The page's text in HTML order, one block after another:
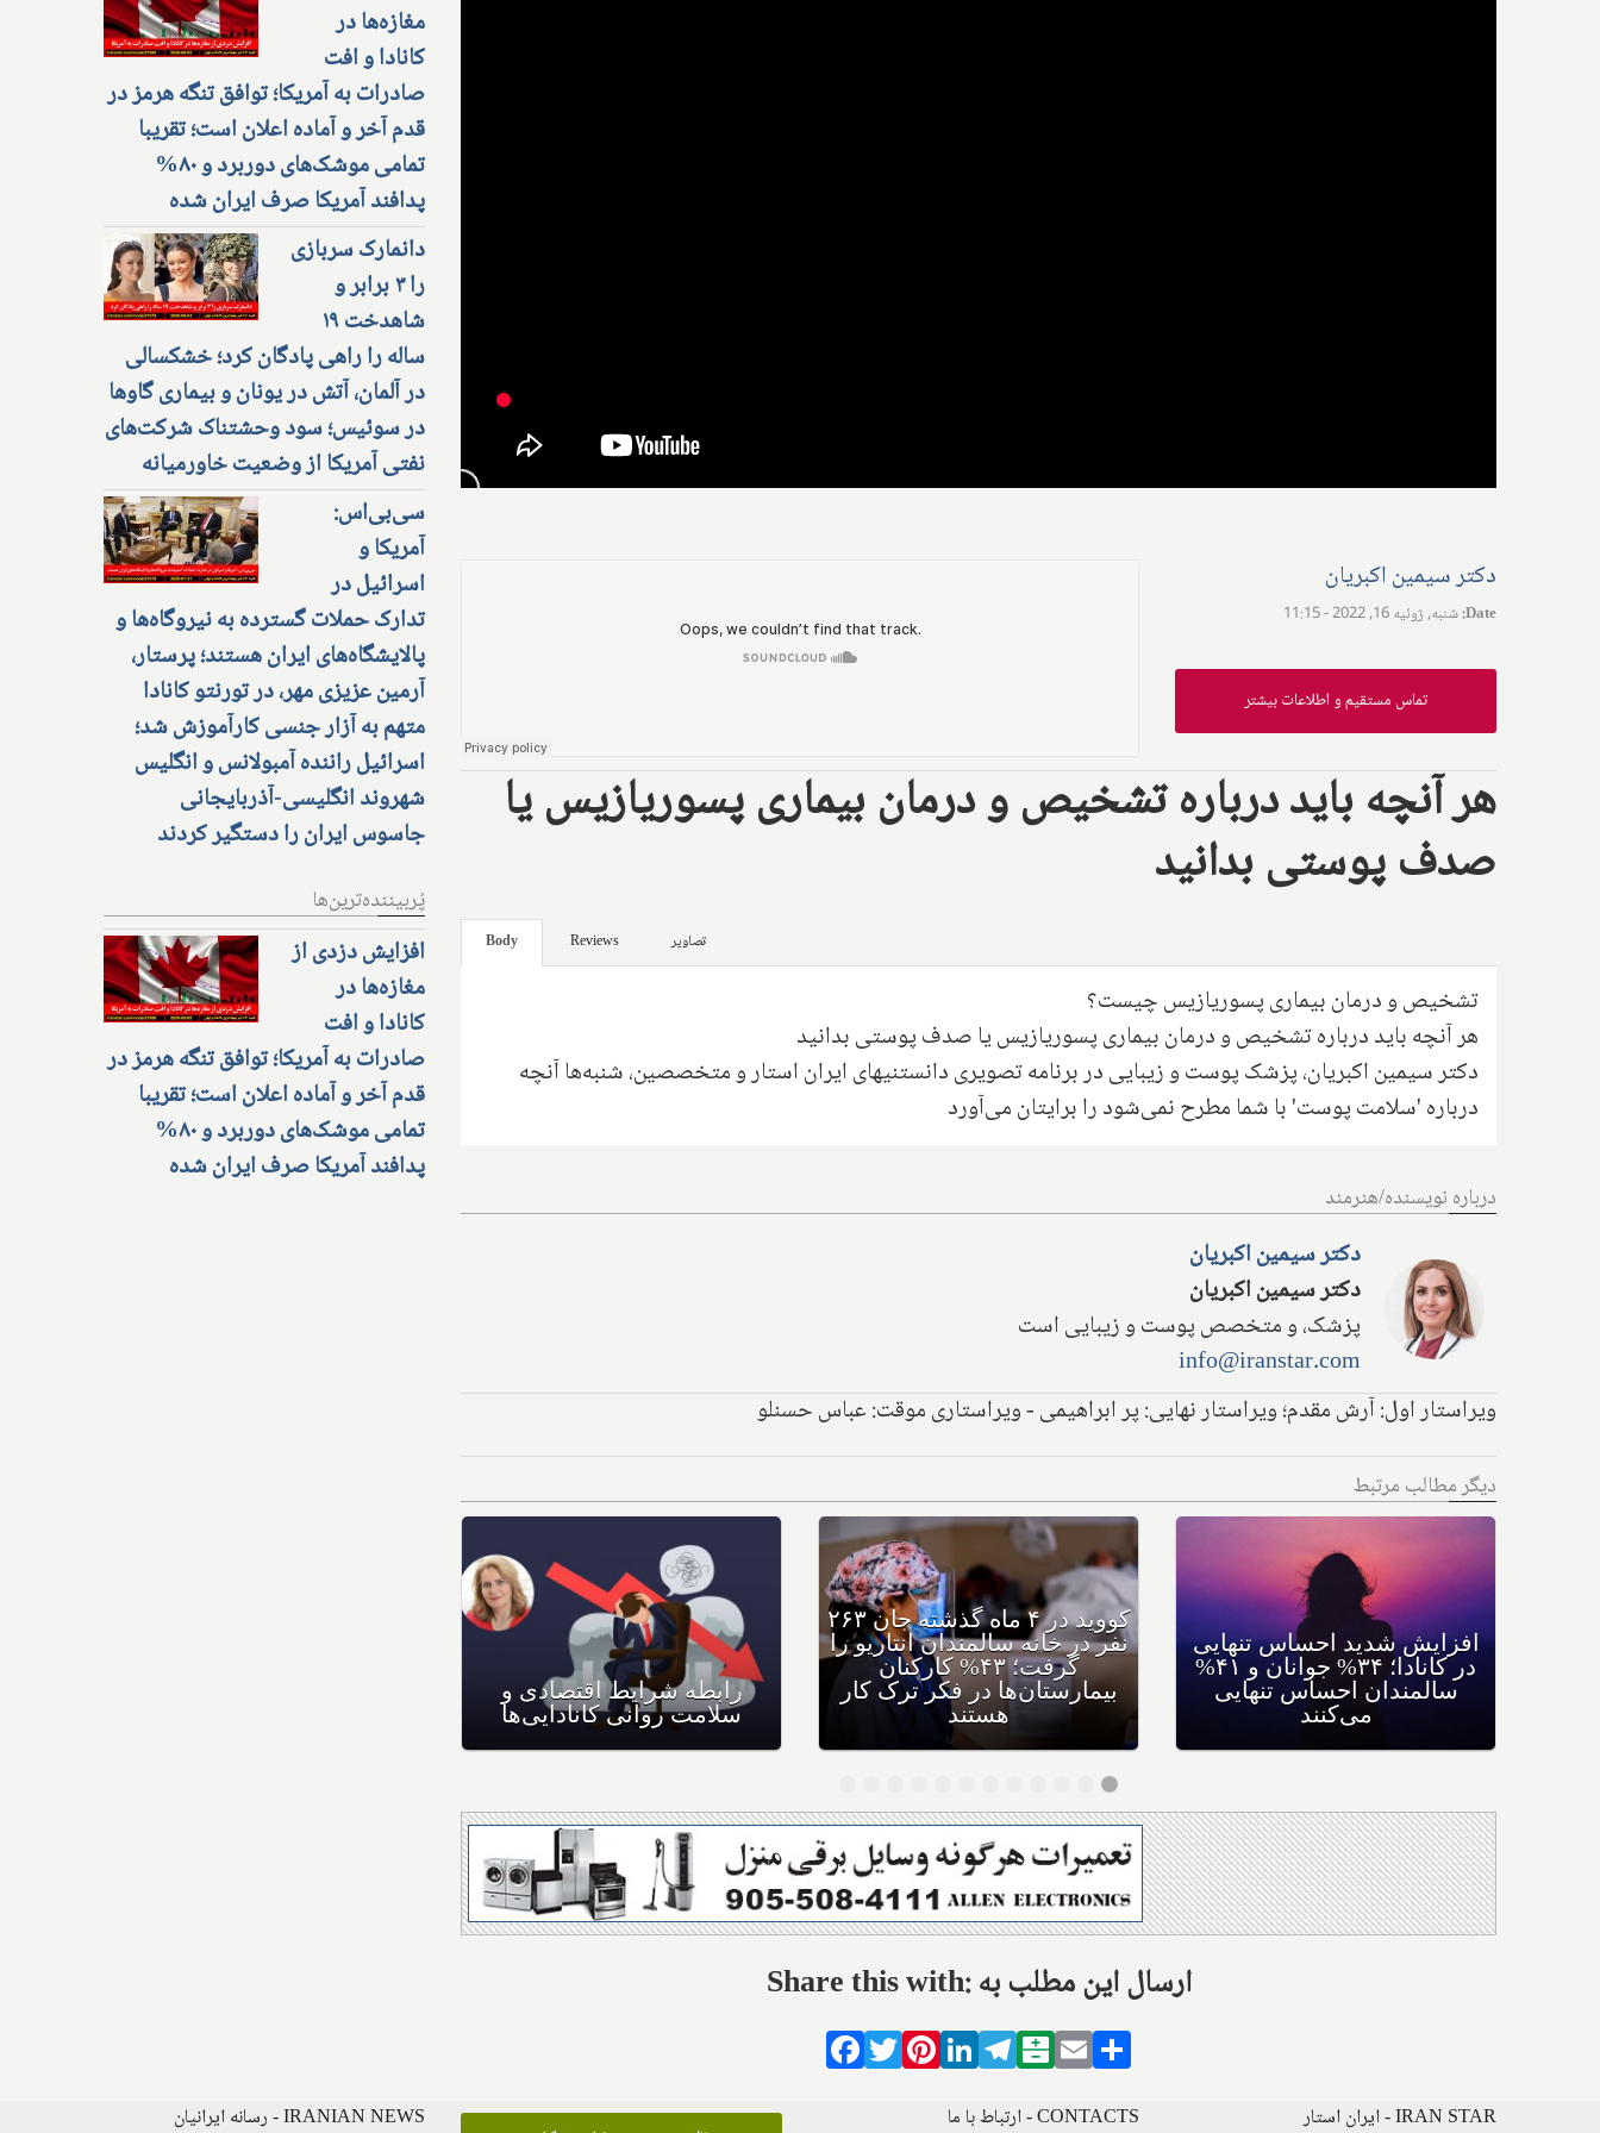
دکتر سیمین اکبریان
Date
:شنبه, ژوئیه 16, 2022 - 11:15
تماس مستقیم و اطلاعات بیشتر
هر آنچه باید درباره تشخیص و درمان بیماری پسوریازیس یا
صدف پوستی بدانید
Body Reviews تصاویر
تشخیص و درمان بیماری پسوریازیس چیست؟
هر آنچه باید درباره تشخیص و درمان بیماری پسوریازیس یا صدف پوستی بدانید
دکتر سیمین اکبریان، پزشک پوست و زیبایی در برنامه تصویری دانستنیهای ایران استار و متخصصین، شنبه‌ها آنچه
درباره 'سلامت پوست' با شما مطرح نمی‌شود را برایتان می‌آورد
درباره نویسنده/هنرمند
دکتر سیمین اکبریان
دکتر سیمین اکبریان
پزشک، و متخصص پوست و زیبایی است
info@iranstar.com
ویراستار اول: آرش مقدم؛ ویراستار نهایی: پر ابراهیمی - ویراستاری موقت: عباس حسنلو
دیگر مطالب مرتبط
کووید در ۴ ماه گذشته جان ۲۶۳
نفر در خانه سالمندان انتاریو را
گرفت؛ ۴۳% کارکنان
بیمارستان‌ها در فکر ترک کار
هستند
افزایش شدید احساس تنهایی
در کانادا؛ ۳۴% جوانان و ۴۱%
سالمندان احساس تنهایی
می‌کنند
علمی؛ اولین نسل از واکسن
جدید آران‌ای، بازگشت و مرگ
ناشی از سرطان پوست ملانوما
را نصف می‌کند
Share this with: ارسال این مطلب به
Facebook
TwitterPinterestLinkedIn
Telegram
Balatarin
Email
مغازه‌ها در
کانادا و افت
صادرات به آمریکا؛ توافق تنگه هرمز در
قدم آخر و آماده اعلان است؛ تقریبا
تمامی موشک‌های دوربرد و ۸۰%
پدافند آمریکا صرف ایران شده
دانمارک سربازی
را ۳ برابر و
شاهدخت ۱۹
ساله را راهی پادگان کرد؛ خشکسالی
در آلمان، آتش در یونان و بیماری گاوها
در سوئیس؛ سود وحشتناک شرکت‌های
نفتی آمریکا از وضعیت خاورمیانه
سی‌بی‌اس:
آمریکا و
اسرائیل در
تدارک حملات گسترده به نیروگاه‌ها و
پالایشگاه‌های ایران هستند؛ پرستار،
آرمین عزیزی مهر، در تورنتو کانادا
متهم به آزار جنسی کارآموزش شد؛
اسرائیل راننده آمبولانس و انگلیس
شهروند انگلیسی-آذربایجانی
جاسوس ایران را دستگیر کردند
پُربیننده‌ترین‌ها
افزایش دزدی از
مغازه‌ها در
کانادا و افت
صادرات به آمریکا؛ توافق تنگه هرمز در
قدم آخر و آماده اعلان است؛ تقریبا
تمامی موشک‌های دوربرد و ۸۰%
پدافند آمریکا صرف ایران شده
IRANIAN NEWS - رسانه ایرانیان CONTACTS - ارتباط با ما IRAN STAR - ایران استار